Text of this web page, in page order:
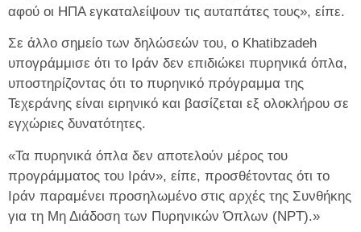
αφού οι ΗΠΑ εγκαταλείψουν τις αυταπάτες τους», είπε.
Σε άλλο σημείο των δηλώσεών του, ο Khatibzadeh
υπογράμμισε ότι το Ιράν δεν επιδιώκει πυρηνικά όπλα,
υποστηρίζοντας ότι το πυρηνικό πρόγραμμα της
Τεχεράνης είναι ειρηνικό και βασίζεται εξ ολοκλήρου σε
εγχώριες δυνατότητες.
«Τα πυρηνικά όπλα δεν αποτελούν μέρος του
προγράμματος του Ιράν», είπε, προσθέτοντας ότι το
Ιράν παραμένει προσηλωμένο στις αρχές της Συνθήκης
για τη Μη Διάδοση των Πυρηνικών Όπλων (NPT).»